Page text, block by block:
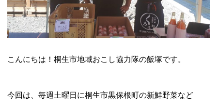
こんにちは！桐生市地域おこし協力隊の飯塚です。
今回は、毎週土曜日に桐生市黒保根町の新鮮野菜など